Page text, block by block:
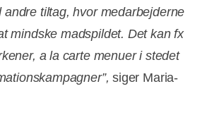
andre tiltag, hvor medarbejderne
mindske madspildet. Det kan fx
a la carte menuer i stedet
siger Maria-